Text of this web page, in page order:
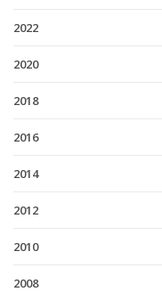
2022
2020
2018
2016
2014
2012
2010
2008